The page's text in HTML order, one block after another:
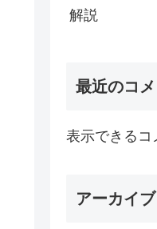
解説
最近のコメ
表示できるコ
アーカイブ